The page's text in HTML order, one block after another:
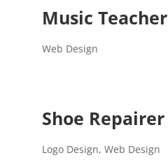
Music Teacher
Web Design
Shoe Repairer
Logo Design, Web Design